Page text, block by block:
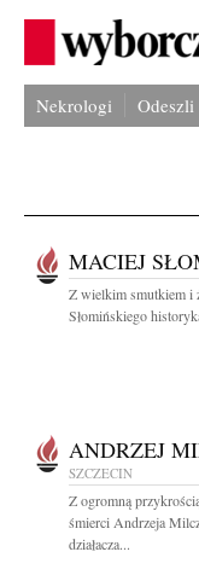
Nekrologi Odeszli
MACIEJ
Z wielkim smutkiem i
Słomińskiego
ANDRZEJ
SZCZECIN
Z ogromną
śmierci Andrzeja
działacza...